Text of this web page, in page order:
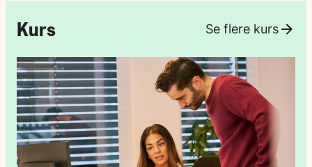
Kurs Se flere kurs